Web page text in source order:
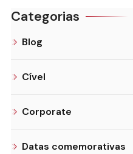
Categorias
Blog
Cível
Corporate
Datas comemorativas